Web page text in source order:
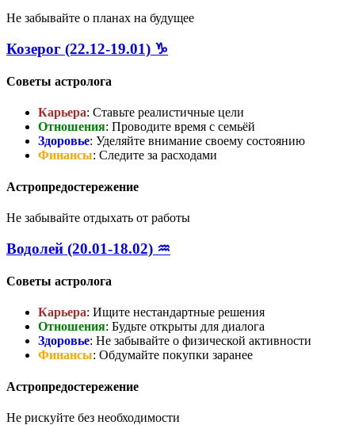
Не забывайте о планах на будущее
Козерог (22.12-19.01) ♑
Советы астролога
Карьера: Ставьте реалистичные цели
Отношения: Проводите время с семьёй
Здоровье: Уделяйте внимание своему состоянию
Финансы: Следите за расходами
Астропредостережение
Не забывайте отдыхать от работы
Водолей (20.01-18.02) ♒
Советы астролога
Карьера: Ищите нестандартные решения
Отношения: Будьте открыты для диалога
Здоровье: Не забывайте о физической активности
Финансы: Обдумайте покупки заранее
Астропредостережение
Не рискуйте без необходимости